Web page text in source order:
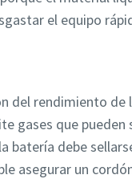
el equipo
del rendimiento de
gases que pueden
batería debe
asegurar un